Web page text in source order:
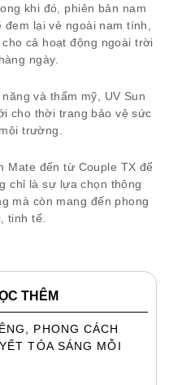
khi đó, phiên bản nam
lại vẻ ngoài nam tính,
cả hoạt động ngoài trời
ngày.
và thẩm mỹ, UV Sun
cho thời trang bảo vệ sức
trường.
Mate đến từ Couple TX để
chỉ là sự lựa chọn thông
mà còn mang đến phong
tinh tế.
THÊM
PHONG CÁCH
TỎA SÁNG MỖI